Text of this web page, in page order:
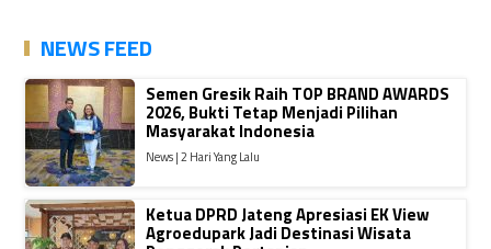
NEWS FEED
Semen Gresik Raih TOP BRAND AWARDS
2026, Bukti Tetap Menjadi Pilihan
Masyarakat Indonesia
News | 2 Hari Yang Lalu
Ketua DPRD Jateng Apresiasi EK View
Agroedupark Jadi Destinasi Wisata